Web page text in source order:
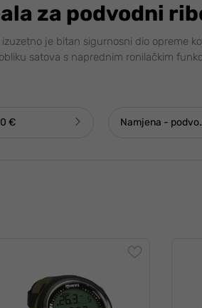
za podvodni
je bitan sigurnosni dio opreme
satova s naprednim ronilačkim
€ Namjena -